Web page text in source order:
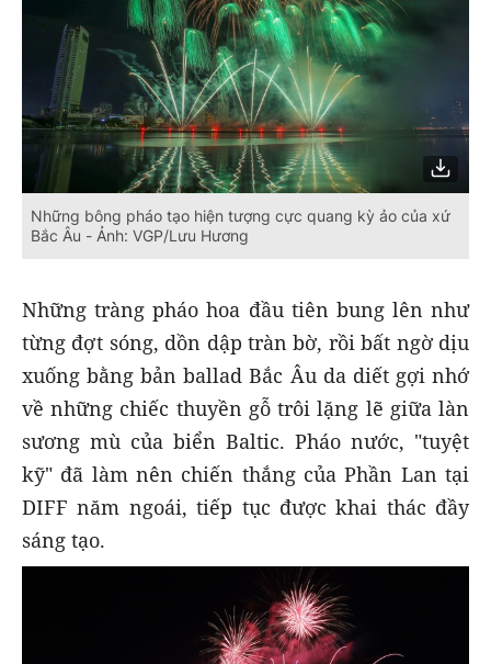
Những bông pháo tạo hiện tượng cực quang kỳ ảo của xứ
Bắc Âu - Ảnh: VGP/Lưu Hương
Những tràng pháo hoa đầu tiên bung lên như
từng đợt sóng, dồn dập tràn bờ, rồi bất ngờ dịu
xuống bằng bản ballad Bắc Âu da diết gợi nhớ
về những chiếc thuyền gỗ trôi lặng lẽ giữa làn
sương mù của biển Baltic. Pháo nước, "tuyệt
kỹ" đã làm nên chiến thắng của Phần Lan tại
DIFF năm ngoái, tiếp tục được khai thác đầy
sáng tạo.